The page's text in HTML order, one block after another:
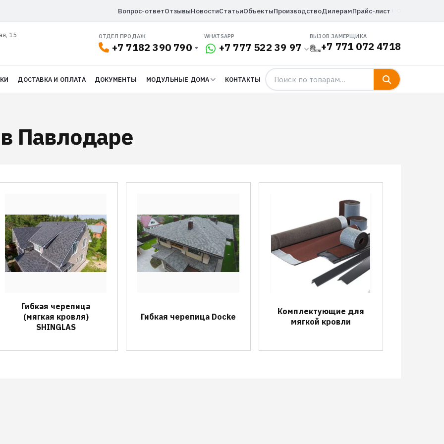
Вопрос-ответОтзывыНовостиСтатьиОбъектыПроизводствоДилерамПрайс-лист
15
ОТДЕЛ ПРОДАЖ
+7 7182 390 790
WHATSAPP
+7 777 522 39 97
ВЫЗОВ ЗАМЕРЩИКА
+7 771 072 4718
ДОСТАВКА И ОПЛАТА ДОКУМЕНТЫ МОДУЛЬНЫЕ ДОМА КОНТАКТЫ
Павлодаре
Гибкая черепица
(мягкая кровля)
SHINGLAS
Гибкая черепица Docke
Комплектующие для
мягкой кровли